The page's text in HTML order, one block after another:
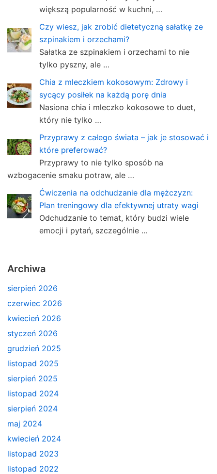
większą popularność w kuchni, …
Czy wiesz, jak zrobić dietetyczną sałatkę ze
szpinakiem i orzechami?
Sałatka ze szpinakiem i orzechami to nie
tylko pyszny, ale …
Chia z mleczkiem kokosowym: Zdrowy i
sycący posiłek na każdą porę dnia
Nasiona chia i mleczko kokosowe to duet,
który nie tylko …
Przyprawy z całego świata – jak je stosować i
które preferować?
Przyprawy to nie tylko sposób na
wzbogacenie smaku potraw, ale …
Ćwiczenia na odchudzanie dla mężczyzn:
Plan treningowy dla efektywnej utraty wagi
Odchudzanie to temat, który budzi wiele
emocji i pytań, szczególnie …
Archiwa
sierpień 2026
czerwiec 2026
kwiecień 2026
styczeń 2026
grudzień 2025
listopad 2025
sierpień 2025
listopad 2024
sierpień 2024
maj 2024
kwiecień 2024
listopad 2023
listopad 2022